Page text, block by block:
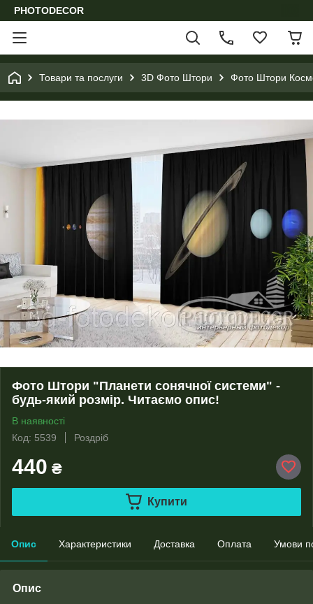
PHOTODECOR
Товари та послуги 3D Фото Штори Фото Штори
Фото Штори "Планети сонячної системи" -
будь-який розмір. Читаємо опис!
В наявності
Код: 5539
Роздріб
440 ₴
Купити
Опис Характеристики Доставка Оплата Умови
Опис